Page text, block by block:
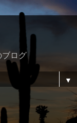
ブログ
▼